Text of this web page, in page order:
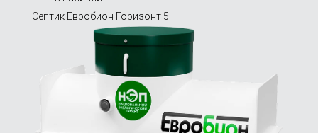
Септик Евробион Горизонт 5